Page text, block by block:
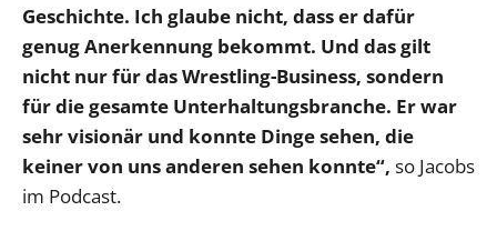
Geschichte. Ich glaube nicht, dass er dafür
genug Anerkennung bekommt. Und das gilt
nicht nur für das Wrestling-Business, sondern
für die gesamte Unterhaltungsbranche. Er war
sehr visionär und konnte Dinge sehen, die
keiner von uns anderen sehen konnte“, so Jacobs
im Podcast.